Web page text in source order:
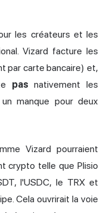
les créateurs et les
Vizard facture les
par carte bancaire) et,
pas nativement les
manque pour deux
Vizard pourraient
crypto telle que Plisio
l'USDC, le TRX et
Cela ouvrirait la voie